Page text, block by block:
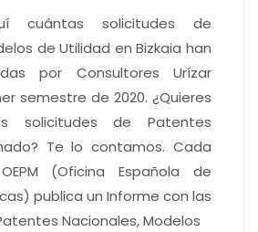
cuántas solicitudes de
de Utilidad en Bizkaia han
por Consultores Urízar
semestre de 2020. ¿Quieres
solicitudes de Patentes
Te lo contamos. Cada
(Oficina Española de
publica un Informe con las
Nacionales, Modelos